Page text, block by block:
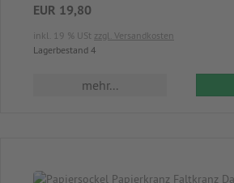
EUR 19,80
inkl. 19 % USt zzgl. Versandkosten
Lagerbestand 4
mehr...